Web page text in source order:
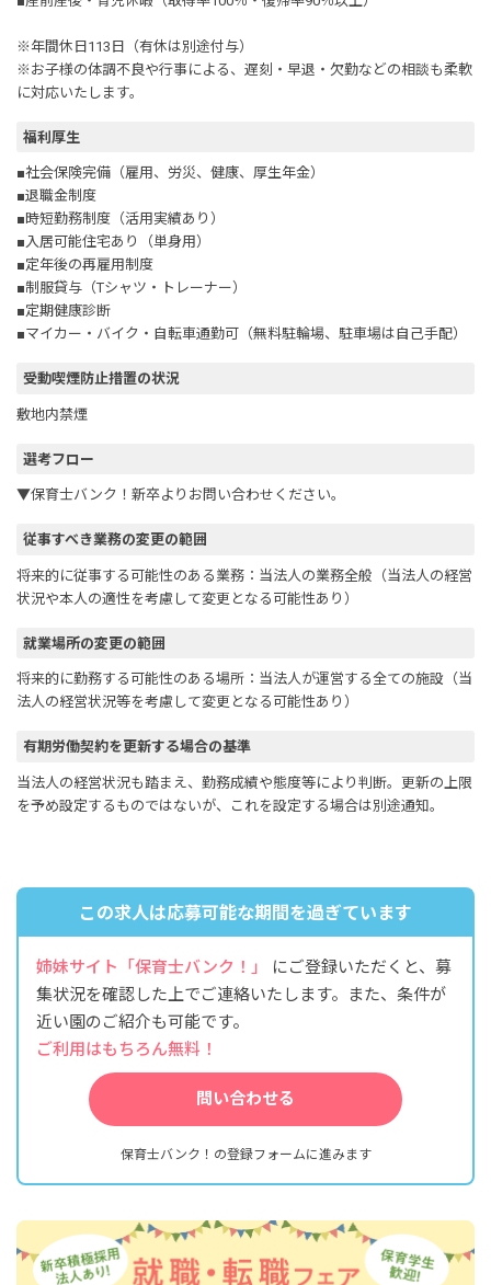
※年間休日113日（有休は別途付与）
※お子様の体調不良や行事による、遅刻・早退・欠勤などの相談も柔軟
に対応いたします。
福利厚生
■社会保険完備（雇用、労災、健康、厚生年金）
■退職金制度
■時短勤務制度（活用実績あり）
■入居可能住宅あり（単身用）
■定年後の再雇用制度
■制服貸与（Tシャツ・トレーナー）
■定期健康診断
■マイカー・バイク・自転車通勤可（無料駐輪場、駐車場は自己手配）
受動喫煙防止措置の状況
敷地内禁煙
選考フロー
▼保育士バンク！新卒よりお問い合わせください。
従事すべき業務の変更の範囲
将来的に従事する可能性のある業務：当法人の業務全般（当法人の経営
状況や本人の適性を考慮して変更となる可能性あり）
就業場所の変更の範囲
将来的に勤務する可能性のある場所：当法人が運営する全ての施設（当
法人の経営状況等を考慮して変更となる可能性あり）
有期労働契約を更新する場合の基準
当法人の経営状況も踏まえ、勤務成績や態度等により判断。更新の上限
を予め設定するものではないが、これを設定する場合は別途通知。
この求人は応募可能な期間を過ぎています
姉妹サイト「保育士バンク！」
にご登録いただくと、募
集状況を確認した上でご連絡いたします。また、条件が
近い園のご紹介も可能です。
ご利用はもちろん無料！
問い合わせる
保育士バンク！の登録フォームに進みます